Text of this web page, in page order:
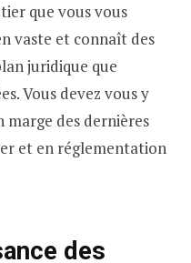
que vous vous
vaste et connaît des
juridique que
Vous devez vous y
des dernières
et en réglementation
des